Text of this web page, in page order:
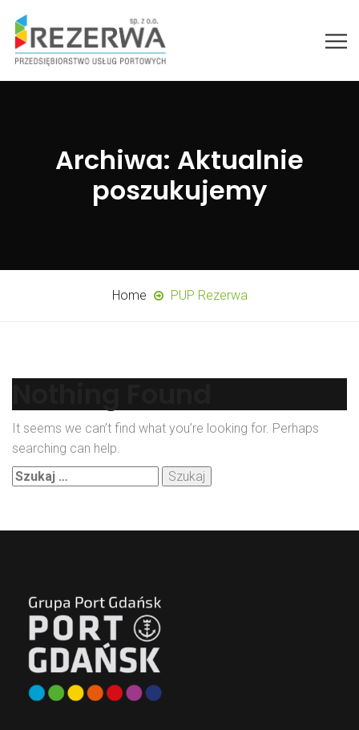
Archiwa: Aktualnie
poszukujemy
Home PUP Rezerwa
It seems we can’t find what you’re looking for. Perhaps
searching can help.
Szukaj: